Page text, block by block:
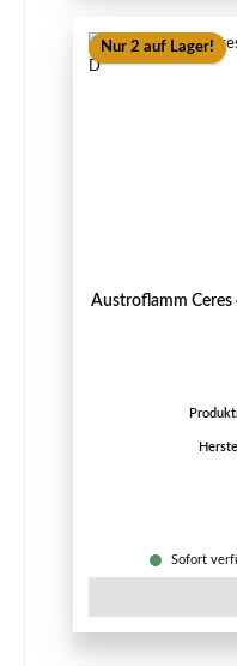
Nur 2 auf Lager!
Austroflamm
Sofort